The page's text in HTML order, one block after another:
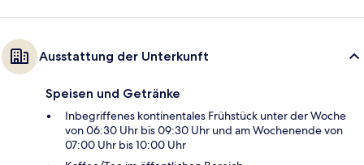
Ausstattung der Unterkunft
Speisen und Getränke
Inbegriffenes kontinentales Frühstück unter der Woche
von 06:30 Uhr bis 09:30 Uhr und am Wochenende von
07:00 Uhr bis 10:00 Uhr